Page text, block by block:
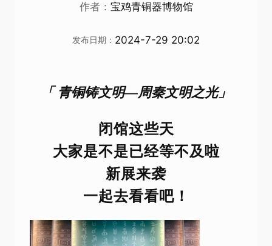
作者： 宝鸡青铜器博物馆
发布日期： 2024-7-29 20:02
「 青铜铸文明—周秦文明之光」
闭馆这些天
大家是不是已经等不及啦
新展来袭
一起去看看吧！